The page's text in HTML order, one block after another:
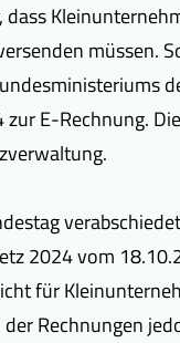
dass
müssen.
E-Rechnung.
2024 vom
für
Rechnungen